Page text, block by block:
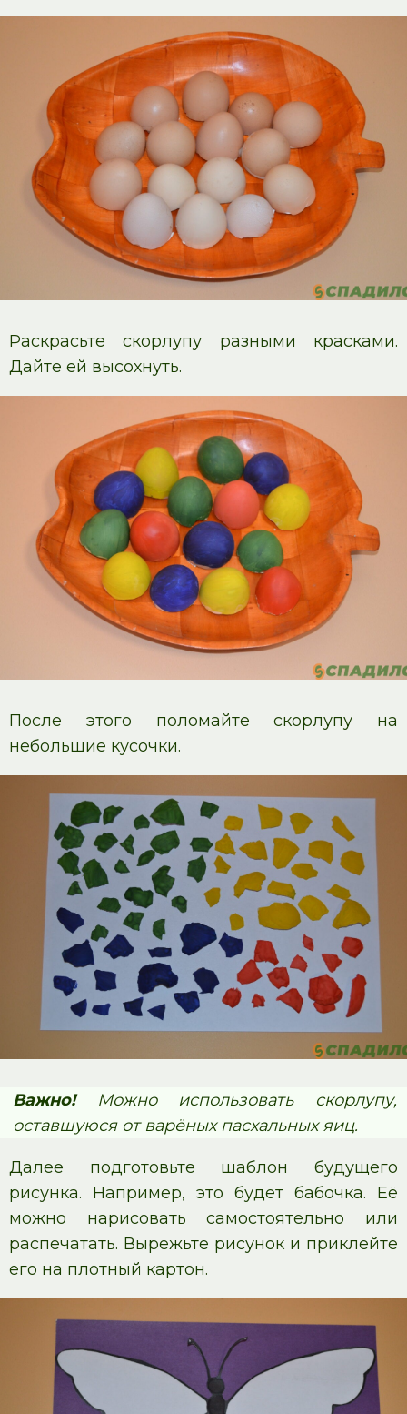
Раскрасьте скорлупу разными красками.
Дайте ей высохнуть.
После этого поломайте скорлупу на
небольшие кусочки.
Важно!Можно использовать скорлупу,
оставшуюся от варёных пасхальных яиц.
Далее подготовьте шаблон будущего
рисунка. Например, это будет бабочка. Её
можно нарисовать самостоятельно или
распечатать. Вырежьте рисунок и приклейте
его на плотный картон.